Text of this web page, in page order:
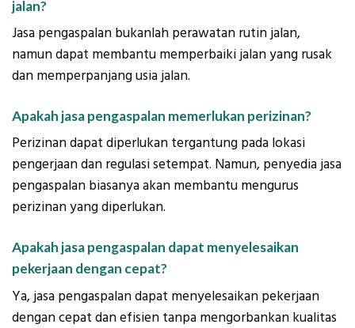
jalan?
Jasa pengaspalan bukanlah perawatan rutin jalan,
namun dapat membantu memperbaiki jalan yang rusak
dan memperpanjang usia jalan.
Apakah jasa pengaspalan memerlukan perizinan?
Perizinan dapat diperlukan tergantung pada lokasi
pengerjaan dan regulasi setempat. Namun, penyedia jasa
pengaspalan biasanya akan membantu mengurus
perizinan yang diperlukan.
Apakah jasa pengaspalan dapat menyelesaikan
pekerjaan dengan cepat?
Ya, jasa pengaspalan dapat menyelesaikan pekerjaan
dengan cepat dan efisien tanpa mengorbankan kualitas